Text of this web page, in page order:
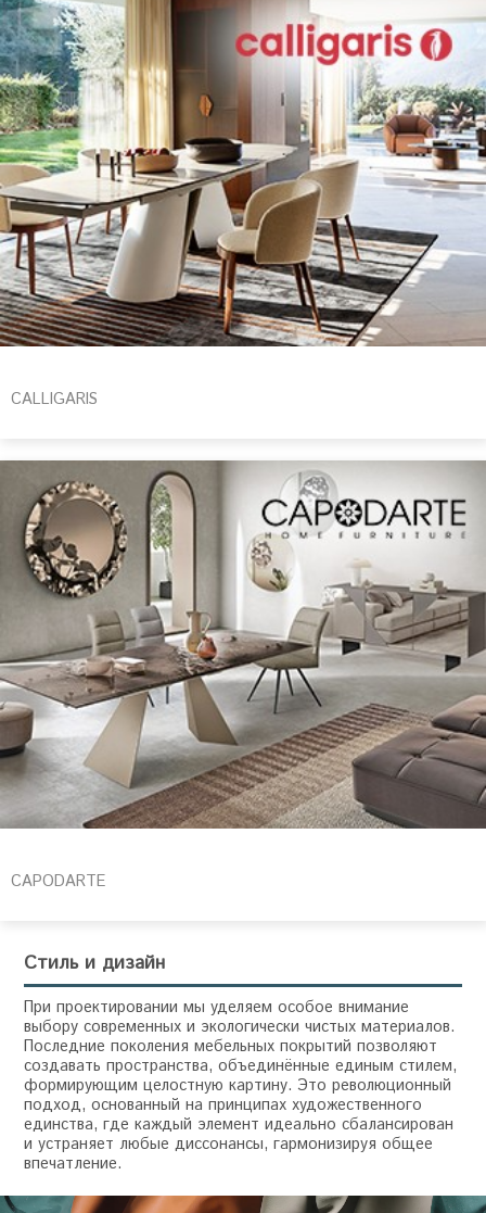
CALLIGARIS
CAPODARTE
Стиль и дизайн
При проектировании мы уделяем особое внимание
выбору современных и экологически чистых материалов.
Последние поколения мебельных покрытий позволяют
создавать пространства, объединённые единым стилем,
формирующим целостную картину. Это революционный
подход, основанный на принципах художественного
единства, где каждый элемент идеально сбалансирован
и устраняет любые диссонансы, гармонизируя общее
впечатление.